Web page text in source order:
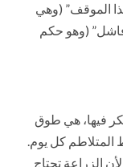
الموقف” (وهي
فاشل” (وهو حكم
فيها، هي طوق
المتلاطم كل يوم.
الزراعة تحتاج